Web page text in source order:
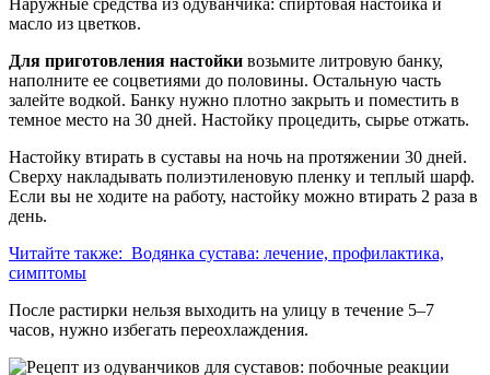
Наружные средства из одуванчика: спиртовая настойка и
масло из цветков.
Для приготовления настойки возьмите литровую банку,
наполните ее соцветиями до половины. Остальную часть
залейте водкой. Банку нужно плотно закрыть и поместить в
темное место на 30 дней. Настойку процедить, сырье отжать.
Настойку втирать в суставы на ночь на протяжении 30 дней.
Сверху накладывать полиэтиленовую пленку и теплый шарф.
Если вы не ходите на работу, настойку можно втирать 2 раза в
день.
Читайте также: Водянка сустава: лечение, профилактика,
симптомы
После растирки нельзя выходить на улицу в течение 5–7
часов, нужно избегать переохлаждения.